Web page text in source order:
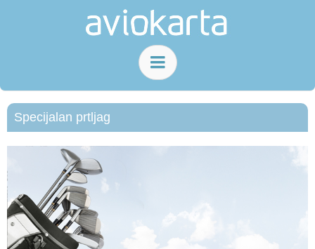
Specijalan prtljag